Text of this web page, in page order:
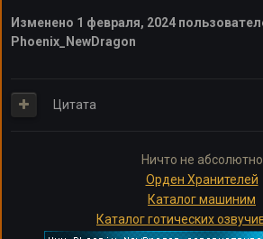
Изменено 1 февраля, 2024
Phoenix_NewDragon
Цитата
Ничто не абсолютно
Орден Хранителей
Каталог машиним
Каталог готических